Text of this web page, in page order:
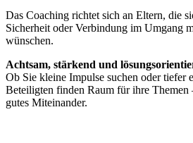
Das Coaching richtet sich an Eltern, die
Sicherheit oder Verbindung im Umgang
wünschen.
Achtsam, stärkend und
Ob Sie kleine Impulse suchen oder tiefer
Beteiligten finden Raum für ihre Themen
gutes Miteinander.